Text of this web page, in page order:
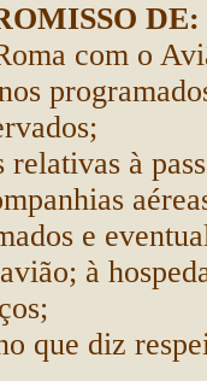
DE:
com o
relativas à
e
à
que diz